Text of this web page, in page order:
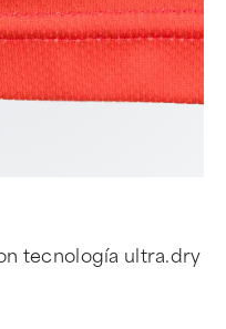
tecnología ultra.dry